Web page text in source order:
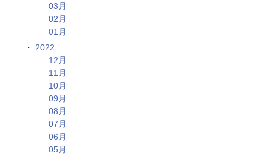
03月
02月
01月
2022
12月
11月
10月
09月
08月
07月
06月
05月